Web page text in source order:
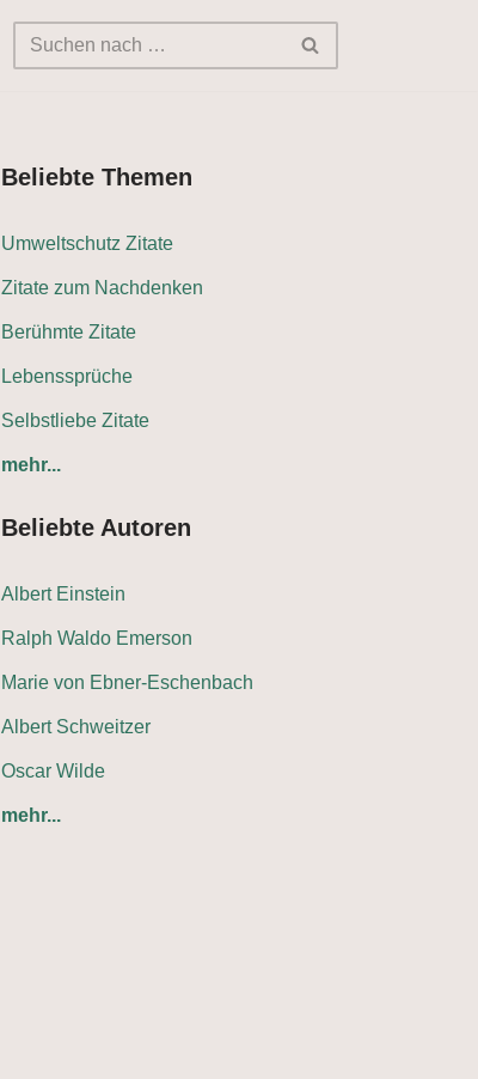
Beliebte Themen
Umweltschutz Zitate
Zitate zum Nachdenken
Berühmte Zitate
Lebenssprüche
Selbstliebe Zitate
mehr...
Beliebte Autoren
Albert Einstein
Ralph Waldo Emerson
Marie von Ebner-Eschenbach
Albert Schweitzer
Oscar Wilde
mehr...